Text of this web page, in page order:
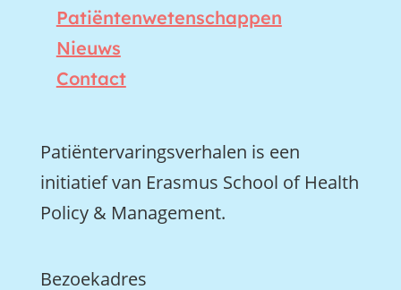
Patiëntenwetenschappen
Nieuws
Contact
Patiëntervaringsverhalen is een
initiatief van Erasmus School of Health
Policy & Management.
Bezoekadres